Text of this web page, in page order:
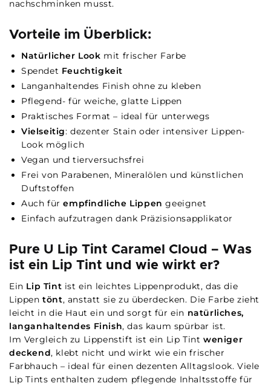
nachschminken musst.
Vorteile im Überblick:
Natürlicher Look mit frischer Farbe
Spendet Feuchtigkeit
Langanhaltendes Finish ohne zu kleben
Pflegend- für weiche, glatte Lippen
Praktisches Format – ideal für unterwegs
Vielseitig: dezenter Stain oder intensiver Lippen-
Look möglich
Vegan und tierversuchsfrei
Frei von Parabenen, Mineralölen und künstlichen
Duftstoffen
Auch fürempfindliche Lippen geeignet
Einfach aufzutragen dank Präzisionsapplikator
Pure U Lip Tint Caramel Cloud – Was
ist ein Lip Tint und wie wirkt er?
Ein Lip Tint ist ein leichtes Lippenprodukt, das die
Lippentönt, anstatt sie zu überdecken. Die Farbe zieht
leicht in die Haut ein und sorgt für ein natürliches,
langanhaltendes Finish, das kaum spürbar ist.
Im Vergleich zu Lippenstift ist ein Lip Tint weniger
deckend, klebt nicht und wirkt wie ein frischer
Farbhauch – ideal für einen dezenten Alltagslook. Viele
Lip Tints enthalten zudem pflegende Inhaltsstoffe für